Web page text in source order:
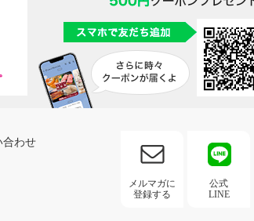
合わせ
メルマガに
登録する
公式
LINE